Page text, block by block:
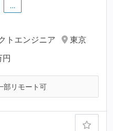
…
トエンジニア
東京
円
部リモート可